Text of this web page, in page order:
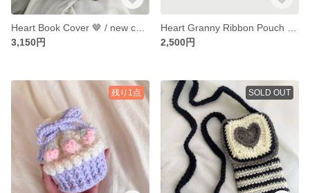
3,150円
2,500円
残り1点 SOLD OUT